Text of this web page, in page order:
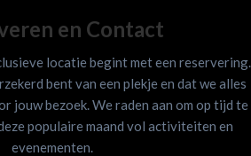
en Contact
locatie begint met een reservering.
bent van een plekje en dat we alles
jouw bezoek. We raden aan om op tijd te
populaire maand vol activiteiten en
evenementen.